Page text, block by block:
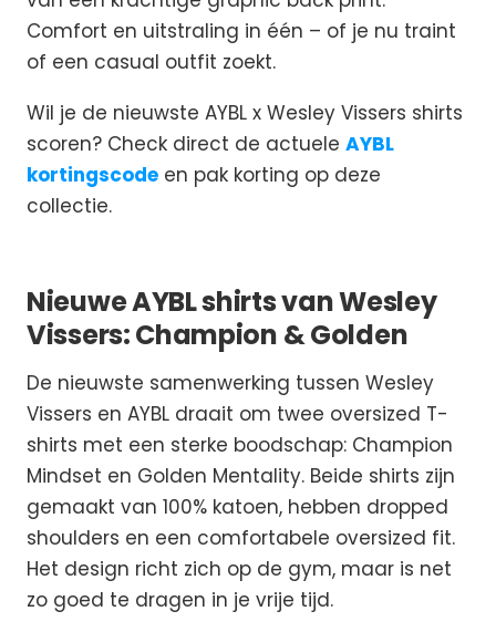
Comfort en uitstraling in één – of je nu traint
of een casual outfit zoekt.
Wil je de nieuwste AYBL x Wesley Vissers shirts
scoren? Check direct de actuele AYBL
kortingscode en pak korting op deze
collectie.
Nieuwe AYBL shirts van Wesley
Vissers: Champion & Golden
De nieuwste samenwerking tussen Wesley
Vissers en AYBL draait om twee oversized T-
shirts met een sterke boodschap: Champion
Mindset en Golden Mentality. Beide shirts zijn
gemaakt van 100% katoen, hebben dropped
shoulders en een comfortabele oversized fit.
Het design richt zich op de gym, maar is net
zo goed te dragen in je vrije tijd.